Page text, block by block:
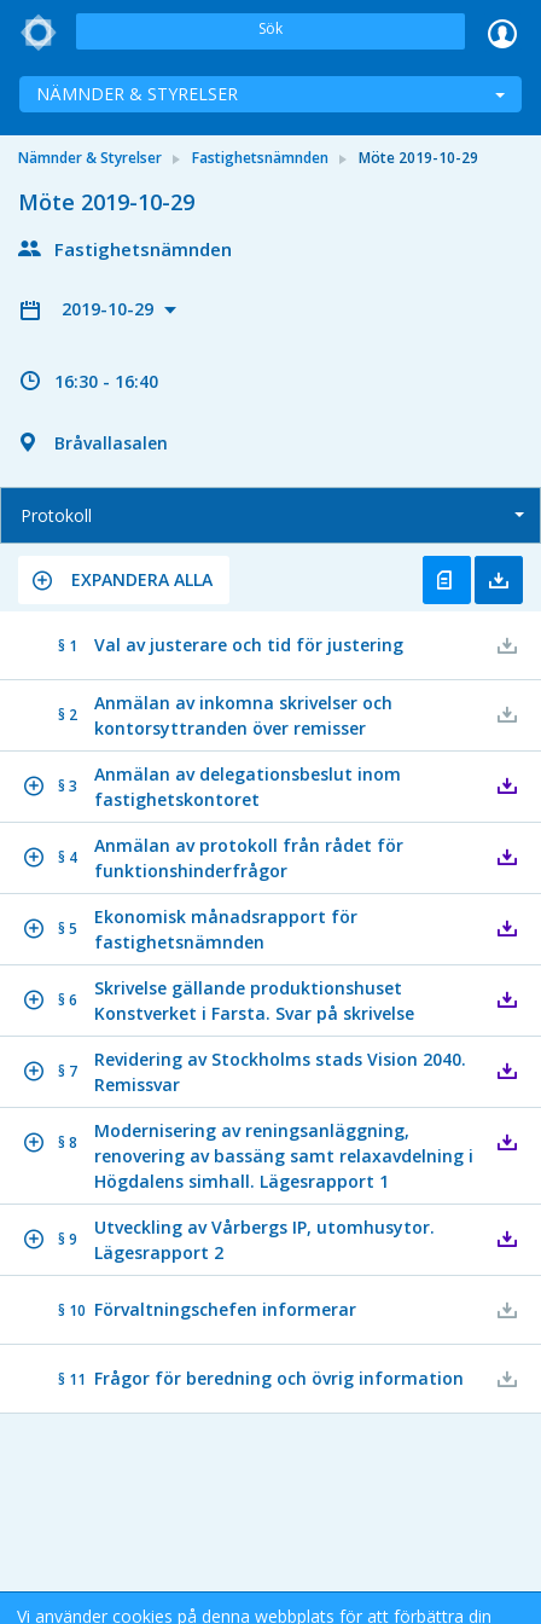
Sök
NÄMNDER & STYRELSER
Nämnder & Styrelser Fastighetsnämnden Möte 2019-10-29
Möte 2019-10-29
Fastighetsnämnden
2019-10-29
16:30 - 16:40
Bråvallasalen
Protokoll
EXPANDERA ALLA
§ 1 Val av justerare och tid för justering
§ 2
Anmälan av inkomna skrivelser och
kontorsyttranden över remisser
§ 3
Anmälan av delegationsbeslut inom
fastighetskontoret
§ 4
Anmälan av protokoll från rådet för
funktionshinderfrågor
§ 5
Ekonomisk månadsrapport för
fastighetsnämnden
§ 6
Skrivelse gällande produktionshuset
Konstverket i Farsta. Svar på skrivelse
§ 7
Revidering av Stockholms stads Vision 2040.
Remissvar
§ 8
Modernisering av reningsanläggning,
renovering av bassäng samt relaxavdelning i
Högdalens simhall. Lägesrapport 1
§ 9
Utveckling av Vårbergs IP, utomhusytor.
Lägesrapport 2
§ 10 Förvaltningschefen informerar
§ 11 Frågor för beredning och övrig information
Vi använder cookies på denna webbplats för att förbättra din